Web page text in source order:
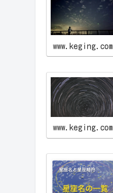
www.keging.com
www.keging.com